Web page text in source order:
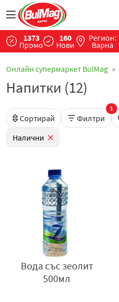
1373
Промо
160
Нови
Регион:
Варна
Онлайн супермаркет BulMag
Напитки (12)
Сортирай Филтри
1
Налични
Вода със зеолит
500мл